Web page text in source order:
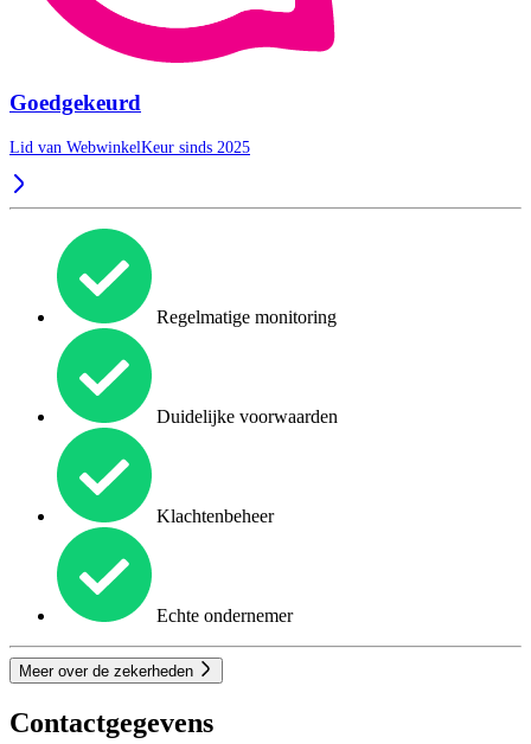
Goedgekeurd
Lid van WebwinkelKeur sinds 2025
Regelmatige monitoring
Duidelijke voorwaarden
Klachtenbeheer
Echte ondernemer
Meer over de zekerheden
Contactgegevens